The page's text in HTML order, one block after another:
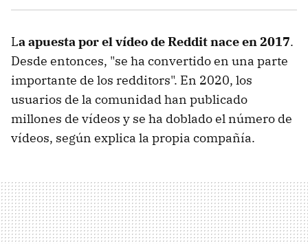
La apuesta por el vídeo de Reddit nace en 2017.
Desde entonces, "se ha convertido en una parte
importante de los redditors". En 2020, los
usuarios de la comunidad han publicado
millones de vídeos y se ha doblado el número de
vídeos, según explica la propia compañía.